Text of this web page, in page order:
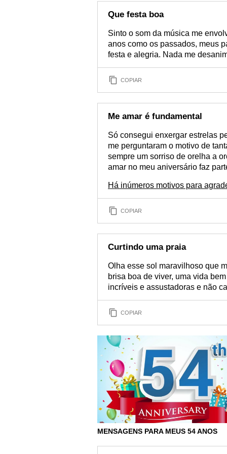
Que festa boa
Sinto o som da música me
anos como os passados, meus
festa e alegria. Nada me
COPIAR
Me amar é fundamental
Só consegui enxergar estrelas
me perguntaram o motivo de
sempre um sorriso de orelha a
amar no meu aniversário faz
Há inúmeros motivos para
COPIAR
Curtindo uma praia
Olha esse sol maravilhoso que
brisa boa de viver, uma vida
incríveis e assustadoras e não
COPIAR
MENSAGENS PARA MEUS 54 ANOS